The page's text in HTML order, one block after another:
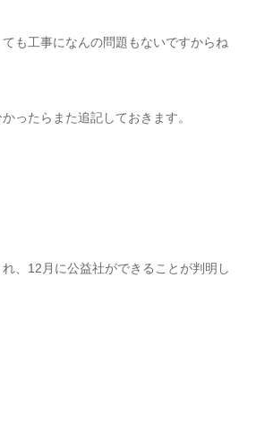
も工事になんの問題もないですからね
ったらまた追記しておきます。
、12月に公益社ができることが判明し